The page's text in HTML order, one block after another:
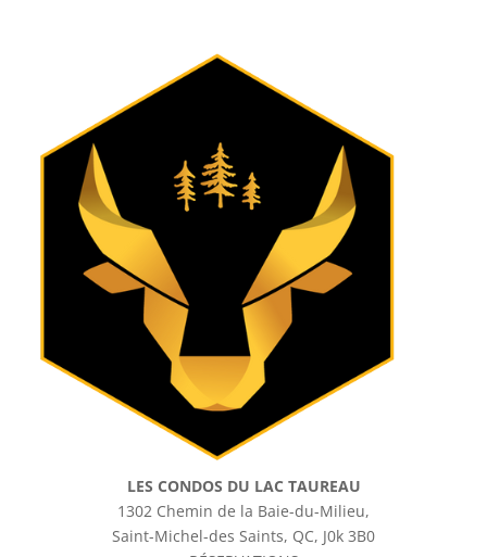
LES CONDOS DU LAC TAUREAU
1302 Chemin de la Baie-du-Milieu,
Saint-Michel-des Saints, QC, J0k 3B0